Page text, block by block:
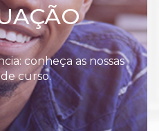
conheça as nossas
curso.